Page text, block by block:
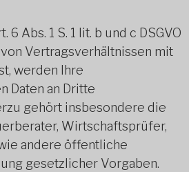
6 Abs. 1 S. 1 lit. b und c DSGVO
Vertragsverhältnissen mit
werden Ihre
Daten an Dritte
gehört insbesondere die
Wirtschaftsprüfer,
andere öffentliche
gesetzlicher Vorgaben.